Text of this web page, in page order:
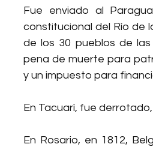
Fue enviado al
constitucional del Río de
de los 30 pueblos de las
pena de muerte para
y un impuesto para
En Tacuarí, fue
En Rosario, en 1812,